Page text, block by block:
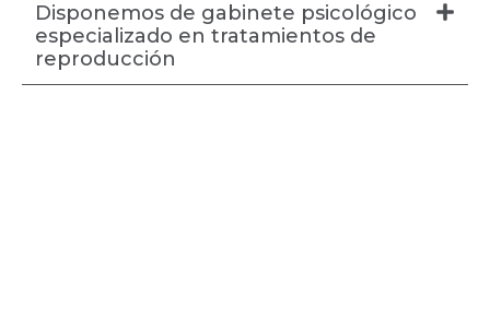
Disponemos de gabinete psicológico
especializado en tratamientos de
reproducción